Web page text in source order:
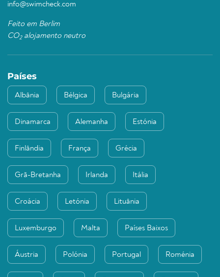
info@swimcheck.com
Feito em Berlim
CO2alojamento neutro
Países
Albânia Bélgica Bulgária
Dinamarca Alemanha Estónia
Finlândia França Grécia
Grã-Bretanha Irlanda Itália
Croácia Letónia Lituânia
Luxemburgo Malta Países Baixos
Áustria Polónia Portugal Roménia